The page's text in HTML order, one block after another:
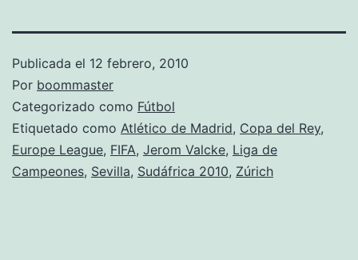
Publicada el 12 febrero, 2010
Por boommaster
Categorizado como Fútbol
Etiquetado como Atlético de Madrid, Copa del Rey,
Europe League, FIFA, Jerom Valcke, Liga de
Campeones, Sevilla, Sudáfrica 2010, Zúrich